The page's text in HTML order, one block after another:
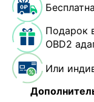
Подарок
OBD2
Или